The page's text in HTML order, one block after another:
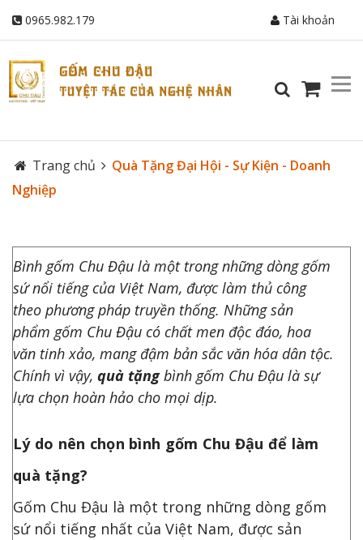
0965.982.179 Tài khoản
Trang chủ
Quà Tặng Đại Hội - Sự Kiện - Doanh
Nghiệp
Bình gốm Chu Đậu là một trong những dòng gốm
sứ nổi tiếng của Việt Nam, được làm thủ công
theo phương pháp truyền thống. Những sản
phẩm gốm Chu Đậu có chất men độc đáo, hoa
văn tinh xảo, mang đậm bản sắc văn hóa dân tộc.
Chính vì vậy, quà tặngbình gốm Chu Đậu là sự
lựa chọn hoàn hảo cho mọi dịp.
Lý do nên chọn bình gốm Chu Đậu để làm
quà tặng?
Gốm Chu Đậu là một trong những dòng gốm
sứ nổi tiếng nhất của Việt Nam, được sản